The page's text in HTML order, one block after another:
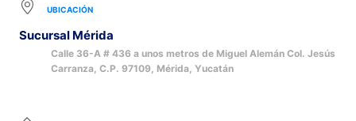
UBICACIÓN
Sucursal Mérida
Calle 36-A # 436 a unos metros de Miguel Alemán Col. Jesús
Carranza, C.P. 97109, Mérida, Yucatán